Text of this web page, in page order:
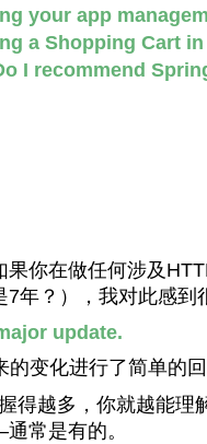
your app
a Shopping Cart
I recommend
你在做任何涉及
7年？），我对此感到
update.
的变化进行了简单的
得越多，你就越能
常是有的。